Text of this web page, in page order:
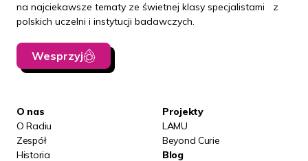
na najciekawsze tematy ze świetnej klasy specjalistami z
polskich uczelni i instytucji badawczych.
Wesprzyj
O nas
O Radiu
Zespół
Historia
Projekty
LAMU
Beyond Curie
Blog